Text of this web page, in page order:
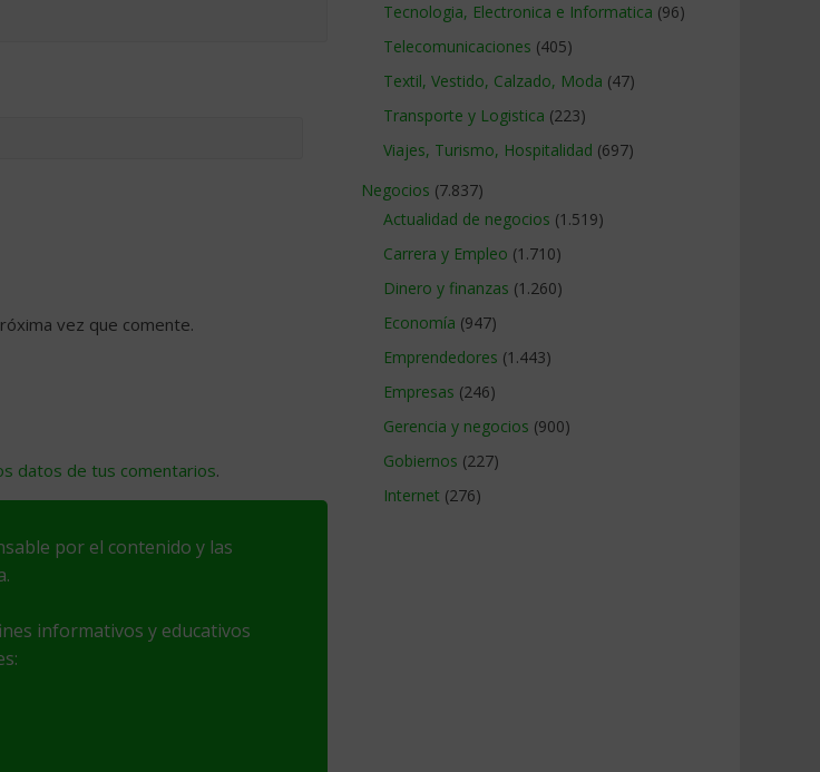
vez que comente.
datos de tus comentarios.
por el contenido y las
informativos y educativos
Tecnologia, Electronica e Informatica (96)
Telecomunicaciones (405)
Textil, Vestido, Calzado, Moda (47)
Transporte y Logistica (223)
Viajes, Turismo, Hospitalidad (697)
Negocios (7.837)
Actualidad de negocios (1.519)
Carrera y Empleo (1.710)
Dinero y finanzas (1.260)
Economía (947)
Emprendedores (1.443)
Empresas (246)
Gerencia y negocios (900)
Gobiernos (227)
Internet (276)